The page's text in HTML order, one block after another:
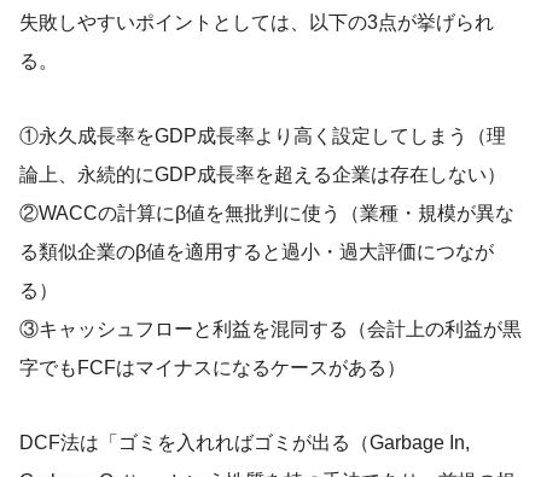
失敗しやすいポイントとしては、以下の3点が挙げられ
る。
①永久成長率をGDP成長率より高く設定してしまう（理
論上、永続的にGDP成長率を超える企業は存在しない）
②WACCの計算にβ値を無批判に使う（業種・規模が異な
る類似企業のβ値を適用すると過小・過大評価につなが
る）
③キャッシュフローと利益を混同する（会計上の利益が黒
字でもFCFはマイナスになるケースがある）
DCF法は「ゴミを入れればゴミが出る（Garbage In,